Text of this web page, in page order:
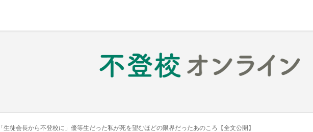
「生徒会長から不登校に」優等生だった私が死を望むほどの限界だったあのころ【全文公開】